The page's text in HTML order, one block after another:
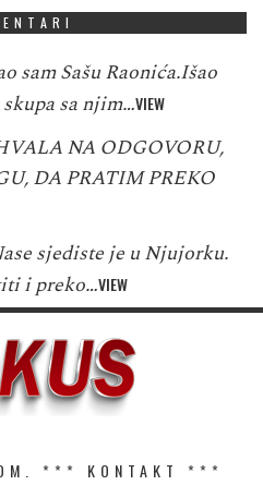
sam Sašu Raonića.Išao
sa njim…VIEW
NA ODGOVORU,
DA PRATIM PREKO
sjediste je u Njujorku.
i preko…VIEW
*** KONTAKT
***